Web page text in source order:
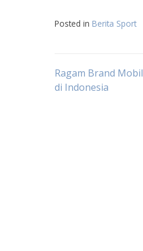
Posted in Berita Sport
Post
Ragam Brand
di Indonesia